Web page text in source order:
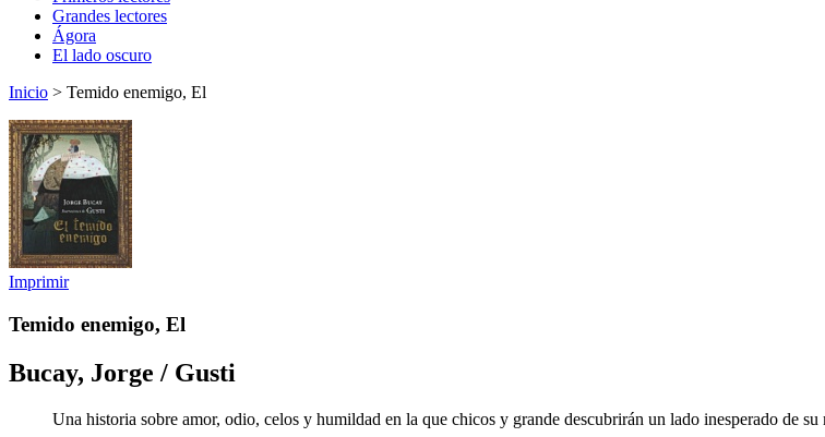
Grandes lectores
Ágora
El lado oscuro
Inicio > Temido enemigo, El
Imprimir
Temido enemigo, El
Bucay, Jorge / Gusti
Una historia sobre amor, odio, celos y humildad en la que chicos y grande descubrirán un lado inesperado de su